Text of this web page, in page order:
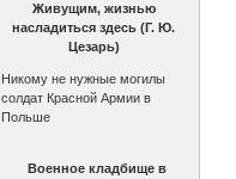
Живущим, жизнью
насладиться здесь (Г. Ю.
Цезарь)
Никому не нужные могилы
солдат Красной Армии в
Польше
Военное кладбище в